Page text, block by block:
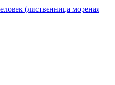
(лиственница мореная